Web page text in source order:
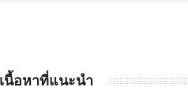
เนื้อหาที่แนะนำ